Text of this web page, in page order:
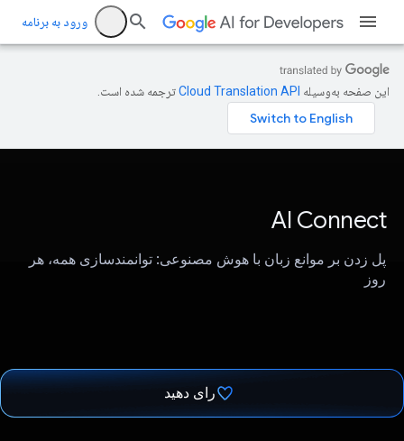
ورود به برنامه
این صفحه به‌وسیله ترجمه شده است.
AI Connect
پل زدن بر موانع زبان با هوش مصنوعی: توانمندسازی همه، هر
روز
رای دهید